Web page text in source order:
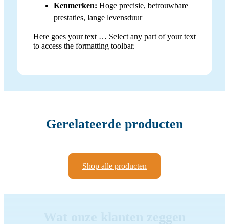
Kenmerken: Hoge precisie, betrouwbare
prestaties, lange levensduur
Here goes your text … Select any part of your text
to access the formatting toolbar.
Gerelateerde producten
Shop alle producten